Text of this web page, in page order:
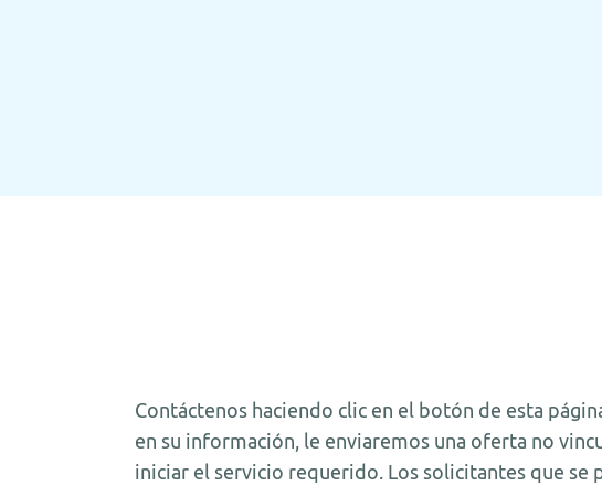
Contáctenos haciendo clic en el botón de esta
en su información, le enviaremos una oferta no
iniciar el servicio requerido. Los solicitantes que se